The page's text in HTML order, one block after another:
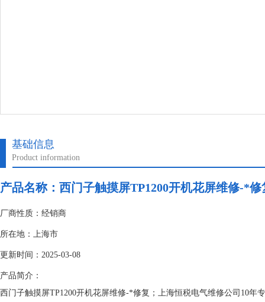
基础信息
Product information
产品名称： 西门子触摸屏TP1200开机花屏维修-*修
厂商性质：经销商
所在地：上海市
更新时间：2025-03-08
产品简介：
西门子触摸屏TP1200开机花屏维修-*修复；上海恒税电气维修公司10